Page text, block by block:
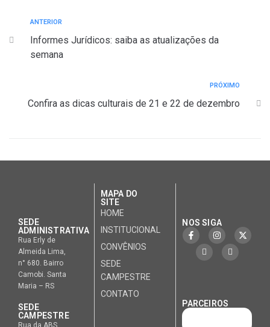
ANTERIOR
Informes Jurídicos: saiba as atualizações da
semana
PRÓXIMO
Confira as dicas culturais de 21 e 22 de dezembro
SEDE
ADMINISTRATIVA
Rua Erly de
Almeida Lima,
n° 680. Bairro
Camobi. Santa
Maria – RS
SEDE
CAMPESTRE
MAPA DO
SITE
HOME
INSTITUCIONAL
CONVÊNIOS
SEDE
CAMPESTRE
CONTATO
NOS SIGA
PARCEIROS